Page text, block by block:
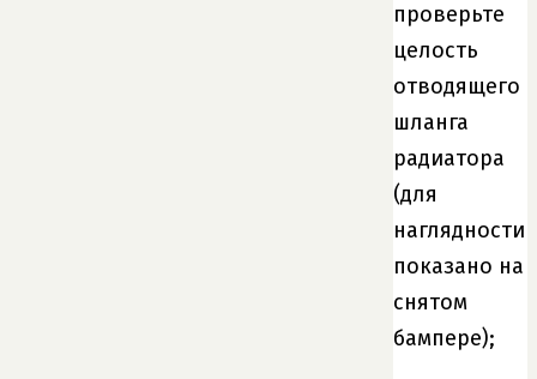
проверьте
целость
отводящего
шланга
радиатора
(для
наглядности
показано на
снятом
бампере);